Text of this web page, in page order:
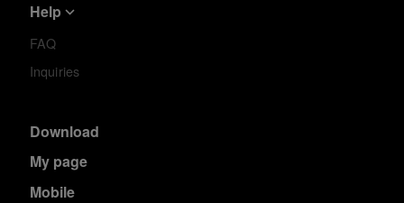
Help
FAQ
Inquiries
Download
My page
Mobile